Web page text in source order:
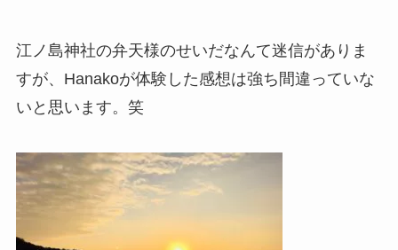
江ノ島神社の弁天様のせいだなんて迷信がありま
すが、Hanakoが体験した感想は強ち間違っていな
いと思います。笑